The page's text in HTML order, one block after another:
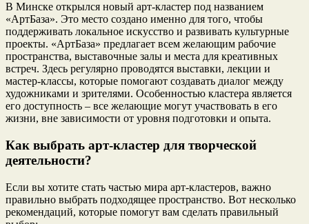
В Минске открылся новый арт-кластер под названием
«АртБаза». Это место создано именно для того, чтобы
поддерживать локальное искусство и развивать культурные
проекты. «АртБаза» предлагает всем желающим рабочие
пространства, выставочные залы и места для креативных
встреч. Здесь регулярно проводятся выставки, лекции и
мастер-классы, которые помогают создавать диалог между
художниками и зрителями. Особенностью кластера является
его доступность – все желающие могут участвовать в его
жизни, вне зависимости от уровня подготовки и опыта.
Как выбрать арт-кластер для творческой
деятельности?
Если вы хотите стать частью мира арт-кластеров, важно
правильно выбрать подходящее пространство. Вот несколько
рекомендаций, которые помогут вам сделать правильный